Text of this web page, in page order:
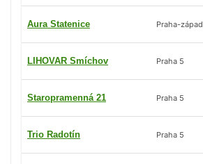
Aura Statenice Praha-západ
LIHOVAR Smíchov Praha 5
Staropramenná 21 Praha 5
Trio Radotín Praha 5